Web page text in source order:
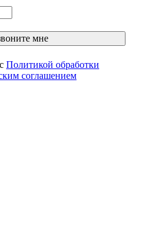
мне
Политикой обработки
соглашением